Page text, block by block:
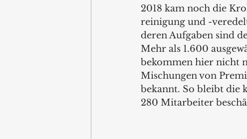
2018 kam noch die
reinigung und -
deren Aufgaben sind
Mehr als 1.600
bekommen hier nicht
Mischungen von
bekannt. So bleibt die
280 Mitarbeiter